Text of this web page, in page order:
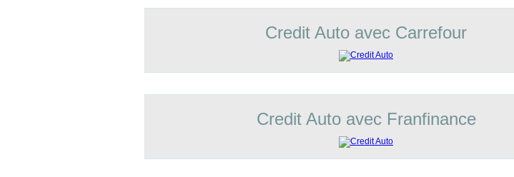
Credit Auto avec Carrefour
Credit Auto avec Franfinance